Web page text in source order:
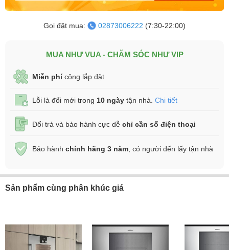
Gọi đặt mua: 02873006222 (7:30-22:00)
MUA NHƯ VUA - CHĂM SÓC NHƯ VIP
Miễn phícông lắp đặt
Lỗi là đổi mới trong 10 ngày tận nhà. Chi tiết
Đổi trả và bảo hành cực dễ chỉ cần số điện thoại
Bảo hành chính hãng 3 năm , có người đến lấy tận nhà
Sản phẩm cùng phân khúc giá